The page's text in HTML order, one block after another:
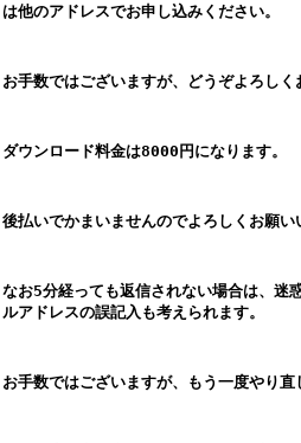
は他のアドレスでお申し込みください。
お手数ではございますが、どうぞよろしく
ダウンロード料金は8000円になります。
後払いでかまいませんのでよろしくお願い
なお5分経っても返信されない場合は、迷
ルアドレスの誤記入も考えられます。
お手数ではございますが、もう一度やり直